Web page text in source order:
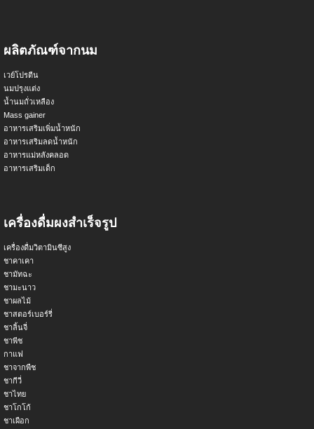
ผลิตภัณฑ์จากนม
เวย์โปรตีน
นมปรุงแต่ง
น้ำนมถั่วเหลือง
Mass gainer
อาหารเสริมเพิ่มน้ำหนัก
อาหารเสริมลดน้ำหนัก
อาหารแม่หลังคลอด
อาหารเสริมเด็ก
เครื่องดื่มผงสำเร็จรูป
เครื่องดื่มวิตามินซีสูง
ชาคาเคา
ชามัทฉะ
ชามะนาว
ชาผลไม้
ชาสตอร์เบอร์รี่
ชาลิ้นจี่
ชาพีช
กาแฟ
ชาจากพืช
ชากีวี่
ชาไทย
ชาโกโก้
ชาเผือก